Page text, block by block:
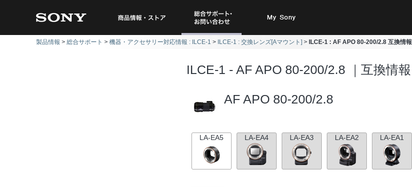
商品情報・ストア
総合サポート・お
My Sony
製品情報 総合サポート 機器・アクセサリー対応情報 : ILCE-1 ILCE-1 : 交換レンズ[Aマウント] ILCE-1 : AF APO 80-200/2.8 互換情報
ILCE-1 - AF APO 80-200/2.8 ｜互換情報
AF APO 80-200/2.8
LA-EA5 LA-EA4 LA-EA3 LA-EA2 LA-EA1